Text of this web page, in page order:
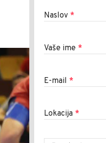
Naslov *
Vaše ime *
E-mail *
Lokacija *